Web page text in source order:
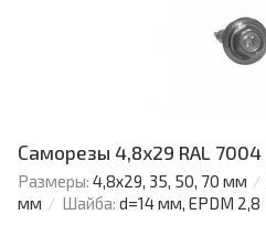
Саморезы 4,8х29 RAL 7004
Размеры: 4,8х29, 35, 50, 70 мм
мм
Шайба: d=14 мм, EPDM 2,8